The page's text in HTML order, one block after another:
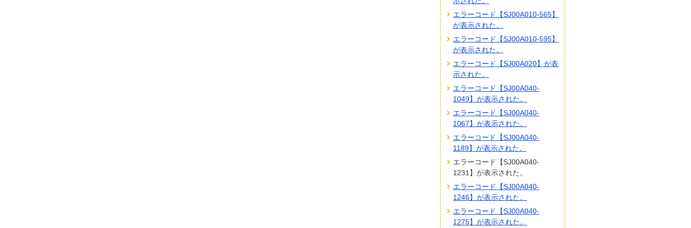
エラーコード【SJ00A010-565】
が表示された。
エラーコード【SJ00A010-595】
が表示された。
エラーコード【SJ00A020】が表
示された。
エラーコード【SJ00A040-
1049】が表示された。
エラーコード【SJ00A040-
1067】が表示された。
エラーコード【SJ00A040-
1189】が表示された。
エラーコード【SJ00A040-
1231】が表示された。
エラーコード【SJ00A040-
1246】が表示された。
エラーコード【SJ00A040-
1275】が表示された。